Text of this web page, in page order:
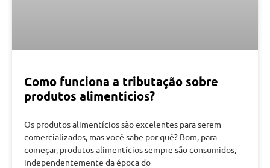
Como funciona a tributação sobre
produtos alimentícios?
Os produtos alimentícios são excelentes para serem
comercializados, mas você sabe por quê? Bom, para
começar, produtos alimentícios sempre são consumidos,
independentemente da época do